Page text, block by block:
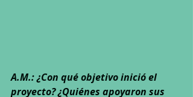
A.M.: ¿Con qué objetivo inició el
proyecto? ¿Quiénes apoyaron sus